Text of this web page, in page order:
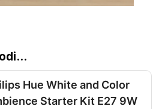
Hue White and Color
Starter Kit E27 9W